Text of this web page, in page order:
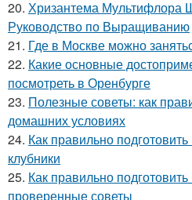
20. Хризантема Мультифлора
Руководство по Выращиванию
21. Где в Москве можно
22. Какие основные
посмотреть в Оренбурге
23. Полезные советы: как
домашних условиях
24. Как правильно
клубники
25. Как правильно подготовить
проверенные советы